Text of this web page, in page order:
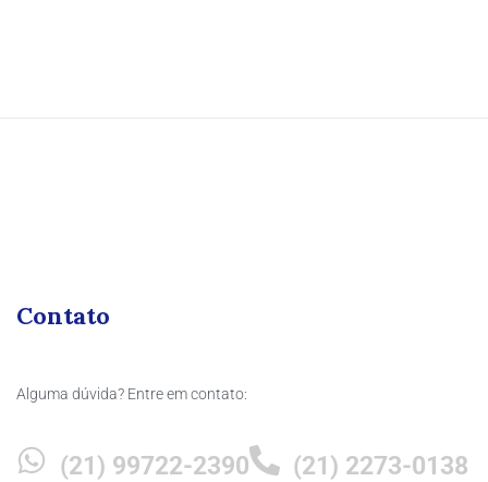
Contato
Alguma dúvida? Entre em contato:
(21) 99722-2390
(21) 2273-0138